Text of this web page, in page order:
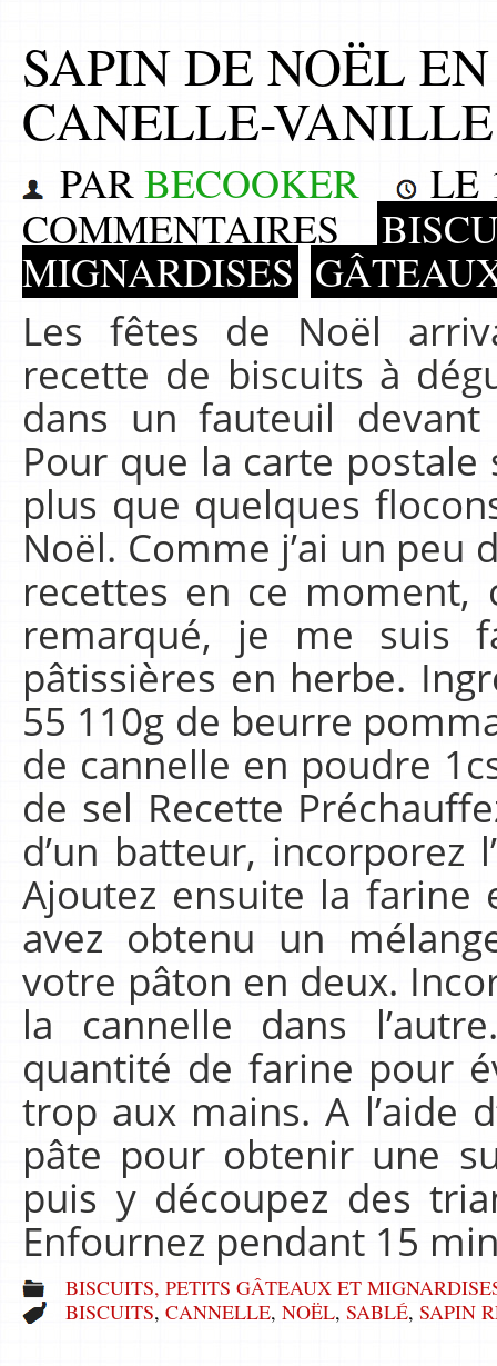
SAPIN DE NOËL
CANELLE-VANILLE
PARBECOOKER LE
COMMENTAIRES
MIGNARDISES
Les fêtes de Noël
recette de biscuits à
dans un fauteuil
Pour que la carte
plus que quelques
Noël. Comme j’ai un
recettes en ce moment,
remarqué, je me suis
pâtissières en herbe.
55 110g de beurre
de cannelle en poudre
de sel Recette
d’un batteur, incorporez
Ajoutez ensuite la farine
avez obtenu un
votre pâton en deux.
la cannelle dans
quantité de farine pour
trop aux mains. A l’aide
pâte pour obtenir une
puis y découpez des
Enfournez pendant 15
BISCUITS, PETITS GÂTEAUX ET
BISCUITS, CANNELLE, NOËL, SABLÉ, SAPIN